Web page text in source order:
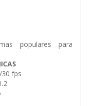
populares para
fps